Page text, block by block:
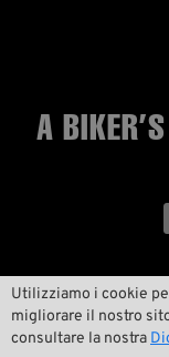
Utilizziamo i cookie
migliorare il nostro
consultare la nostra
A